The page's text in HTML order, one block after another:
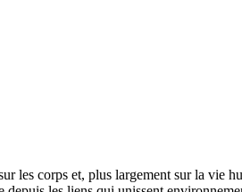
les corps et, plus largement sur la vie